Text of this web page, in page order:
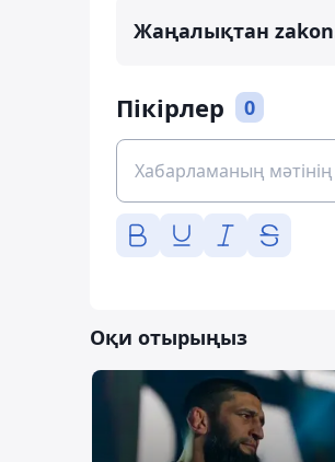
Жаңалықтан
Пікірлер 0
Оқи отырыңыз